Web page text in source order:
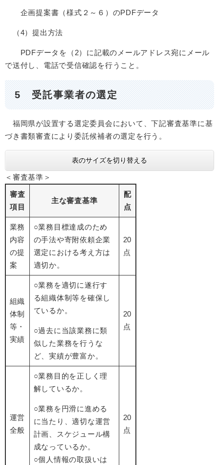
企画提案書（様式２～６）のPDFデータ
（4）提出方法
PDFデータを（2）に記載のメールアドレス宛にメール
で送付し、電話で受信確認を行うこと。
5 受託事業者の選定
福岡県が設置する選定委員会において、下記審査基準に基
づき書類審査により委託候補者の選定を行う。
表のサイズを切り替える
＜審査基準＞
審査
項目
主な審査基準
配
点
業務
内容
の提
案
○業務目標達成のため
の手法や寄附依頼企業
選定における考え方は
適切か。
20
点
組織
体制
等・
実績
○業務を適切に遂行す
る組織体制等を確保し
ているか。
○過去に当該業務に類
似した業務を行うな
ど、実績が豊富か。
20
点
運営
全般
○業務目的を正しく理
解しているか。
○業務を円滑に進める
に当たり、適切な運営
計画、スケジュール構
成なっているか。
○個人情報の取扱いは
20
点